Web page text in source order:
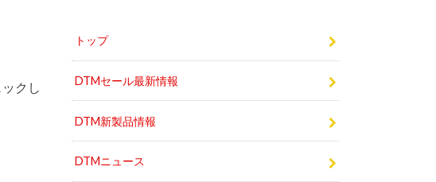
クし
トップ
DTMセール最新情報
DTM新製品情報
DTMニュース